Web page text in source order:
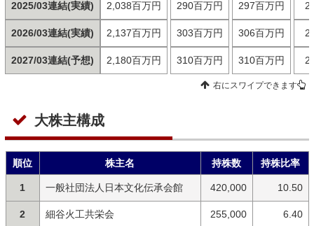
2025/03連結(実績)
2026/03連結(実績)
2027/03連結(予想)
2,038百万円
2,137百万円
2,180百万円
290百万円
303百万円
310百万円
297百万円
306百万円
310百万円
右にスワイプできます
大株主構成
順位 株主名 持株数 持株比率
1 一般社団法人日本文化伝承会館 420,000 10.50
2 細谷火工共栄会 255,000 6.40